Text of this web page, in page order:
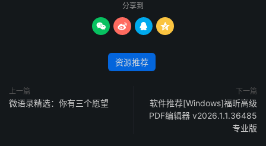
分享到
   
资源推荐
上一篇
微语录精选：你有三个愿望
下一篇
软件推荐[Windows]福昕高级
PDF编辑器 v2026.1.1.36485
专业版